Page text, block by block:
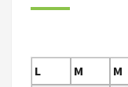
L
M M